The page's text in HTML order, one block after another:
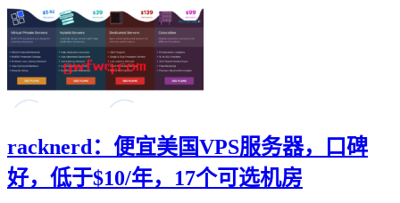
racknerd：便宜美国VPS服务器，口碑
好，低于$10/年，17个可选机房